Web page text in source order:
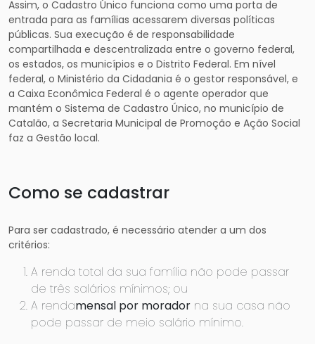
Assim, o Cadastro Único funciona como uma porta de
entrada para as famílias acessarem diversas políticas
públicas. Sua execução é de responsabilidade
compartilhada e descentralizada entre o governo federal,
os estados, os municípios e o Distrito Federal. Em nível
federal, o Ministério da Cidadania é o gestor responsável, e
a Caixa Econômica Federal é o agente operador que
mantém o Sistema de Cadastro Único, no município de
Catalão, a Secretaria Municipal de Promoção e Ação Social
faz a Gestão local.
Como se cadastrar
Para ser cadastrado, é necessário atender a um dos
critérios:
A renda total da sua família não pode passar
de três salários mínimos; ou
A rendamensal por morador na sua casa não
pode passar de meio salário mínimo.